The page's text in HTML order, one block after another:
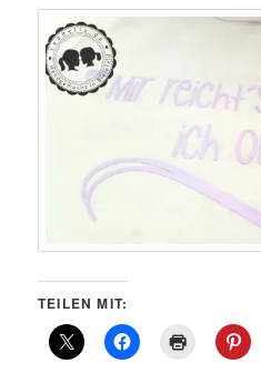
TEILEN MIT: